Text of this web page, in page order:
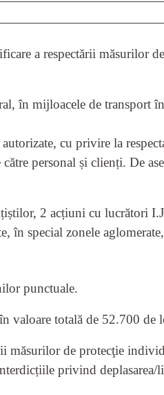
a respectării măsurilor
în mijloacele de transport
cu privire la
personal și clienți. De
2 acțiuni cu lucrători
în special zonele
punctuale.
valoare totală de 52.700 de
măsurilor de protecţie
privind deplasarea/